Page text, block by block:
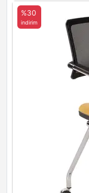
%30
indirim